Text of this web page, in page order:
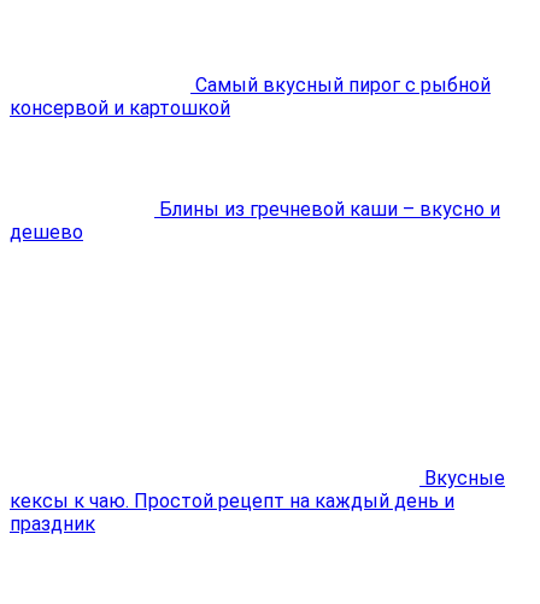
Самый вкусный пирог с рыбной
консервой и картошкой
Блины из гречневой каши – вкусно и
дешево
Вкусные
кексы к чаю. Простой рецепт на каждый день и
праздник